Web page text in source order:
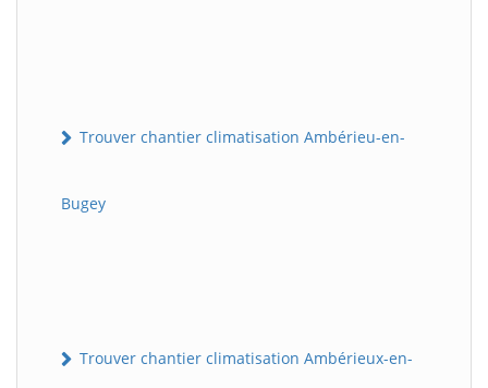
Trouver chantier climatisation Ambérieu-en-
Bugey
Trouver chantier climatisation Ambérieux-en-